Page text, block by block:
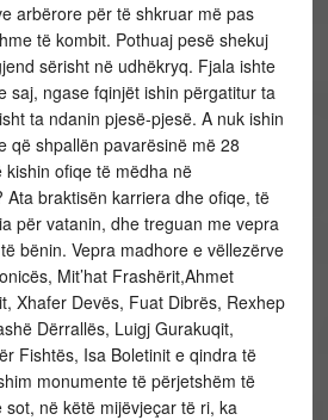
arbërore për të shkruar më pas
të kombit. Pothuaj pesë shekuj
sërisht në udhëkryq. Fjala ishte
saj, ngase fqinjët ishin përgatitur ta
ta ndanin pjesë-pjesë. A nuk ishin
që shpallën pavarësinë më 28
ofiqe të mëdha në
braktisën karriera dhe ofiqe, të
për vatanin, dhe treguan me vepra
bënin. Vepra madhore e vëllezërve
Mit’hat Frashërit,Ahmet
Xhafer Devës, Fuat Dibrës, Rexhep
Dërrallës, Luigj Gurakuqit,
Fishtës, Isa Boletinit e qindra të
monumente të përjetshëm të
në këtë mijëvjeçar të ri, ka